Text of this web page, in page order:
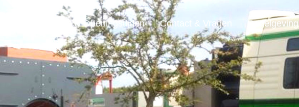
Locatie & Openingstijden Contact & Vragen Regelgeving